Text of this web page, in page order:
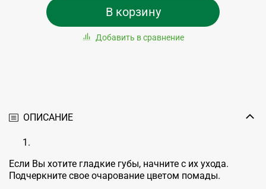
В корзину
Добавить в сравнение
ОПИСАНИЕ
Если Вы хотите гладкие губы, начните с их ухода.
Подчеркните свое очарование цветом помады.